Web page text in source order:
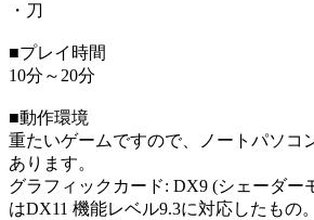
・刀
■プレイ時間
10分～20分
■動作環境
重たいゲームですので、ノートパソコ
あります。
グラフィックカード: DX9 (シェーダー
はDX11 機能レベル9.3に対応したもの。